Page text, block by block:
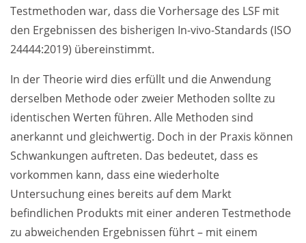
Testmethoden war, dass die Vorhersage des LSF mit
den Ergebnissen des bisherigen In-vivo-Standards (ISO
24444:2019) übereinstimmt.
In der Theorie wird dies erfüllt und die Anwendung
derselben Methode oder zweier Methoden sollte zu
identischen Werten führen. Alle Methoden sind
anerkannt und gleichwertig. Doch in der Praxis können
Schwankungen auftreten. Das bedeutet, dass es
vorkommen kann, dass eine wiederholte
Untersuchung eines bereits auf dem Markt
befindlichen Produkts mit einer anderen Testmethode
zu abweichenden Ergebnissen führt – mit einem